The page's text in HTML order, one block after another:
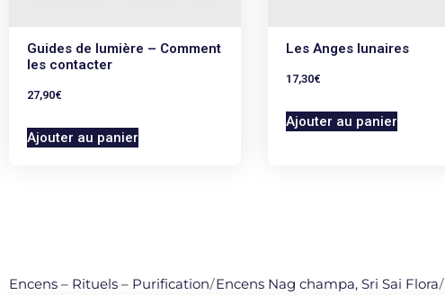
Guides de lumière – Comment
les contacter
27,90€
Ajouter au panier
Les Anges lunaires
17,30€
Ajouter au panier
Encens – Rituels – Purification/Encens Nag champa, Sri Sai Flora/